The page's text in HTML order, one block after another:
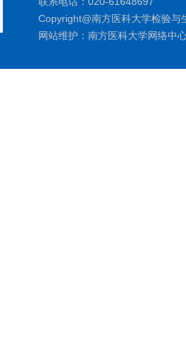
Copyright@南方医科大学检验
网站维护：南方医科大学网络中